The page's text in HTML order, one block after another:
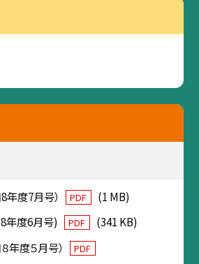
年度7月号） PDF
(1 MB)
年度6月号)
PDF
(341 KB)
年度５月号）
PDF